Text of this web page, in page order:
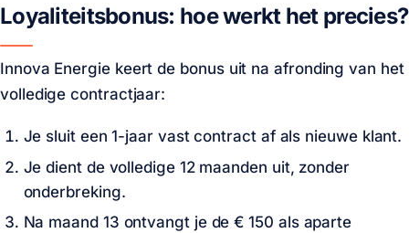
Loyaliteitsbonus: hoe werkt het precies?
Innova Energie keert de bonus uit na afronding van het
volledige contractjaar:
Je sluit een 1-jaar vast contract af als nieuwe klant.
Je dient de volledige 12 maanden uit, zonder
onderbreking.
Na maand 13 ontvangt je de€ 150 als aparte